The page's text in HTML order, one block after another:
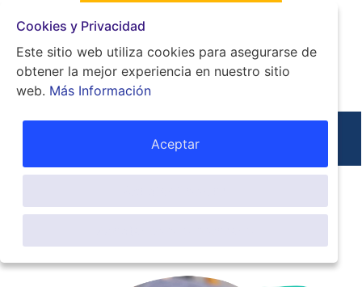
TELEMEDICINA VETERINARIA SIN
COSTO PARA MASCOTAS
AFECTADAS POR EL TERREMOTO
Acceso a Veterinarios
de forma ilimitada
Cookies y Privacidad
Este sitio web utiliza cookies para asegurarse de
obtener la mejor experiencia en nuestro sitio
web. Más Información
Aceptar